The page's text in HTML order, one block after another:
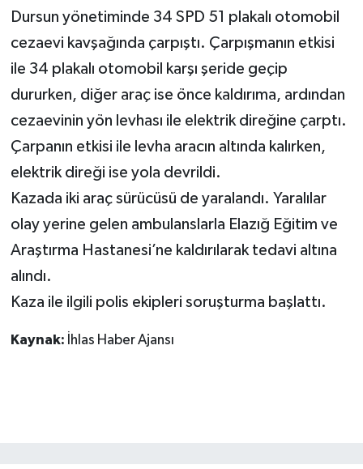
Dursun yönetiminde 34 SPD 51 plakalı otomobil
cezaevi kavşağında çarpıştı. Çarpışmanın etkisi
ile 34 plakalı otomobil karşı şeride geçip
dururken, diğer araç ise önce kaldırıma, ardından
cezaevinin yön levhası ile elektrik direğine çarptı.
Çarpanın etkisi ile levha aracın altında kalırken,
elektrik direği ise yola devrildi.
Kazada iki araç sürücüsü de yaralandı. Yaralılar
olay yerine gelen ambulanslarla Elazığ Eğitim ve
Araştırma Hastanesi’ne kaldırılarak tedavi altına
alındı.
Kaza ile ilgili polis ekipleri soruşturma başlattı.
Kaynak: İhlas Haber Ajansı
İş Dünyası
Jandarma
Kadın
KÜLTÜR SANAT
MAGAZİN
POLİTİKA
Sağlık
SİYASET